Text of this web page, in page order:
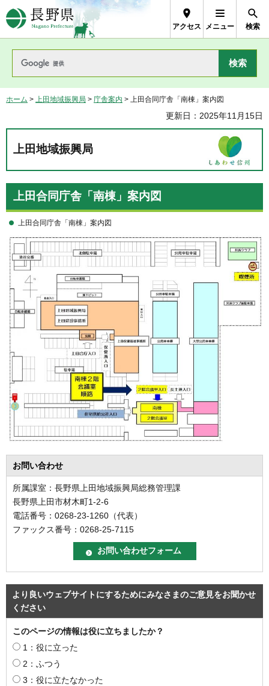
長野県Nagano Prefecture
アクセス メニュー 検索
ホーム > 上田地域振興局 > 庁舎案内 > 上田合同庁舎「南棟」案内図
更新日：2025年11月15日
上田地域振興局
上田合同庁舎「南棟」案内図
上田合同庁舎「南棟」案内図
お問い合わせ
所属課室：長野県上田地域振興局総務管理課
長野県上田市材木町1-2-6
電話番号：0268-23-1260（代表）
ファックス番号：0268-25-7115
より良いウェブサイトにするためにみなさまのご意見をお聞かせ
ください
このページの情報は役に立ちましたか？
1：役に立った
2：ふつう
3：役に立たなかった